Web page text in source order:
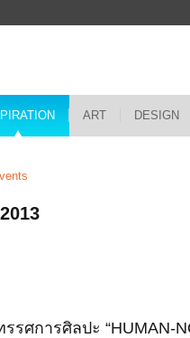
ART DESIGN
รรศการศิลปะ “HUMAN-